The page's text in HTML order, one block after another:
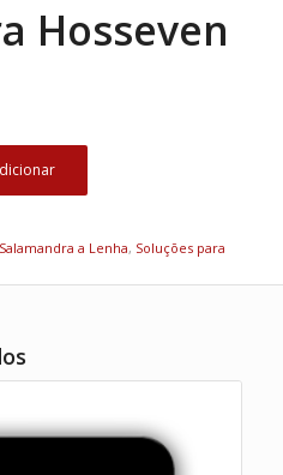
Hosseven
Salamandra a Lenha, Soluções para